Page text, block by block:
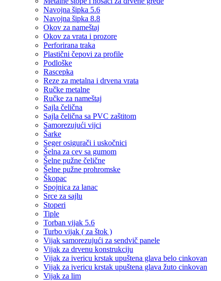
Navojna šipka 5.6
Navojna šipka 8.8
Okov za nameštaj
Okov za vrata i prozore
Perforirana traka
Plastični čepovi za profile
Podloške
Rascepka
Reze za metalna i drvena vrata
Ručke metalne
Ručke za nameštaj
Sajla čelična
Sajla čelična sa PVC zaštitom
Samorezujući vijci
Šarke
Seger osigurači i uskočnici
Šelna za cev sa gumom
Šelne pužne čelične
Šelne pužne prohromske
Škopac
Spojnica za lanac
Srce za sajlu
Stoperi
Tiple
Torban vijak 5.6
Turbo vijak ( za štok )
Vijak samorezujući za sendvič panele
Vijak za drvenu konstrukciju
Vijak za ivericu krstak upuštena glava belo cinkovan
Vijak za ivericu krstak upuštena glava žuto cinkovan
Vijak za lim